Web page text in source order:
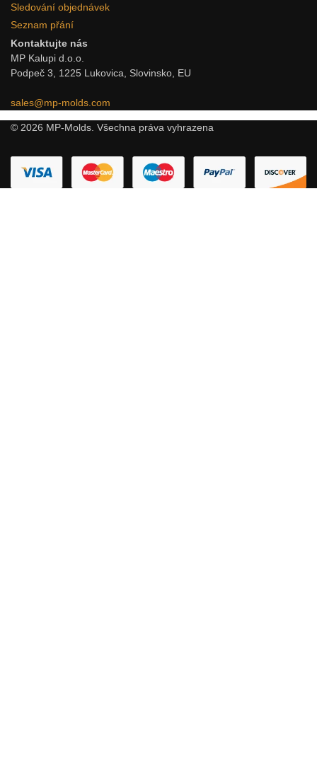
Sledování objednávek
Seznam přání
Kontaktujte nás
MP Kalupi d.o.o.
Podpeč 3, 1225 Lukovica, Slovinsko, EU
sales@mp-molds.com
© 2026 MP-Molds. Všechna práva vyhrazena